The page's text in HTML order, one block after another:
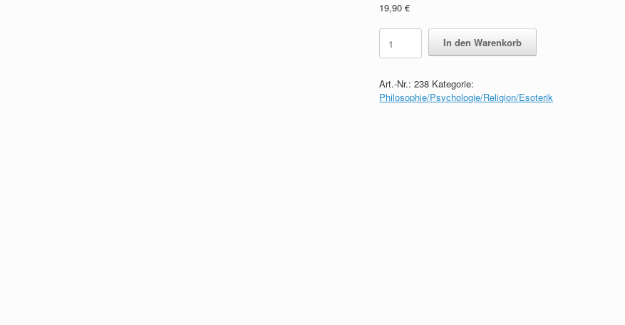
19,90€
Neue
Gedächtnisgesetze
quantity
In den Warenkorb
Art.-Nr.:238 Kategorie:
Philosophie/Psychologie/Religion/Esoterik